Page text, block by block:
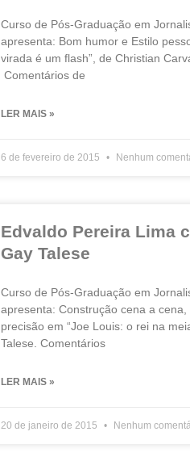
Curso de Pós-Graduação em
apresenta: Bom humor e Estilo
virada é um flash”, de Christian
Comentários de
LER MAIS »
6 de fevereiro de 2015 Nenhum
Edvaldo Pereira Lima
Gay Talese
Curso de Pós-Graduação em
apresenta: Construção cena a cena,
precisão em “Joe Louis: o rei na
Talese. Comentários
LER MAIS »
20 de janeiro de 2015 Nenhum